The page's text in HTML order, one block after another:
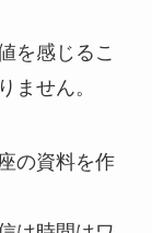
を感じるこ
ません。
の資料を作